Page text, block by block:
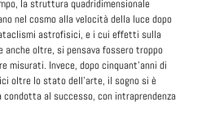
la struttura quadridimensionale
nel cosmo alla velocità della luce dopo
astrofisici, e i cui effetti sulla
anche oltre, si pensava fossero troppo
misurati. Invece, dopo cinquant’anni di
oltre lo stato dell’arte, il sogno si è
al successo, con intraprendenza